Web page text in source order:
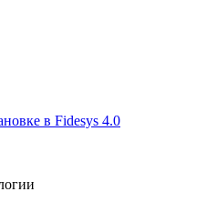
в Fidesys 4.0